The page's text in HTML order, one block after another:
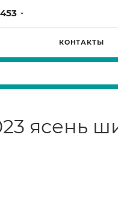
КОНТАКТЫ
ясень